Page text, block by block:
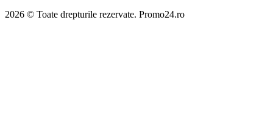
2026 © Toate drepturile rezervate. Promo24.ro